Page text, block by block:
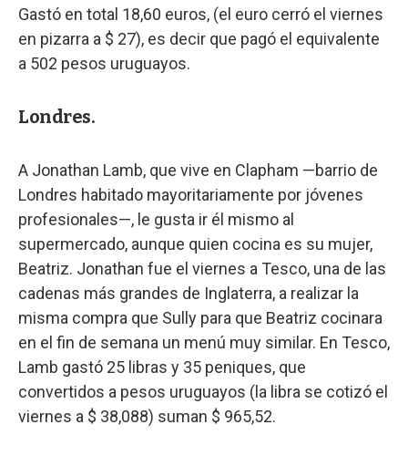
Gastó en total 18,60 euros, (el euro cerró el viernes
en pizarra a $ 27), es decir que pagó el equivalente
a 502 pesos uruguayos.
Londres.
A Jonathan Lamb, que vive en Clapham —barrio de
Londres habitado mayoritariamente por jóvenes
profesionales—, le gusta ir él mismo al
supermercado, aunque quien cocina es su mujer,
Beatriz. Jonathan fue el viernes a Tesco, una de las
cadenas más grandes de Inglaterra, a realizar la
misma compra que Sully para que Beatriz cocinara
en el fin de semana un menú muy similar. En Tesco,
Lamb gastó 25 libras y 35 peniques, que
convertidos a pesos uruguayos (la libra se cotizó el
viernes a $ 38,088) suman $ 965,52.